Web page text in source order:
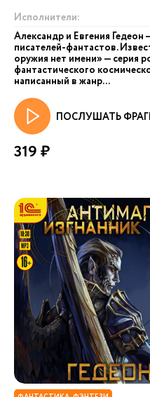
Исполнители:
Александр и Евгения
писателей-фантастов.
оружия нет имени» — серия
фантастического
написанный в жанр...
ПОСЛУШАТЬ
319 ₽